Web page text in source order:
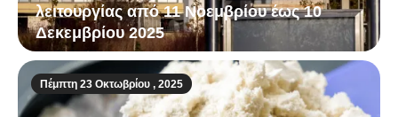
λειτουργίας από 11 Νοεμβρίου έως 10
Δεκεμβρίου 2025
Πέμπτη 23 Οκτωβρίου , 2025